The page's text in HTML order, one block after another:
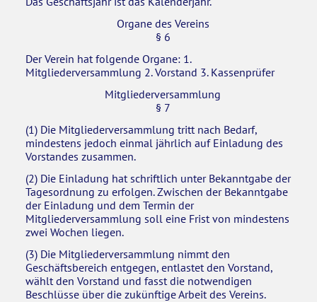
Organe des Vereins
§ 6
Der Verein hat folgende Organe: 1.
Mitgliederversammlung 2. Vorstand 3. Kassenprüfer
Mitgliederversammlung
§ 7
(1) Die Mitgliederversammlung tritt nach Bedarf,
mindestens jedoch einmal jährlich auf Einladung des
Vorstandes zusammen.
(2) Die Einladung hat schriftlich unter Bekanntgabe der
Tagesordnung zu erfolgen. Zwischen der Bekanntgabe
der Einladung und dem Termin der
Mitgliederversammlung soll eine Frist von mindestens
zwei Wochen liegen.
(3) Die Mitgliederversammlung nimmt den
Geschäftsbereich entgegen, entlastet den Vorstand,
wählt den Vorstand und fasst die notwendigen
Beschlüsse über die zukünftige Arbeit des Vereins.